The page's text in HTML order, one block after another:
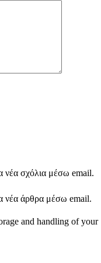
νέα σχόλια μέσω email.
νέα άρθρα μέσω email.
and handling of your